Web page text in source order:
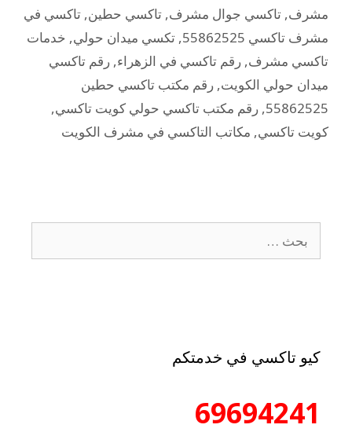
مشرف, تاكسي جوال مشرف, تاكسي حطين, تاكسي في
مشرف تاكسي 55862525
, تكسي ميدان حولي, خدمات
تاكسي مشرف, رقم تاكسي في الزهراء, رقم تاكسي
ميدان حولي الكويت, رقم مكتب تاكسي حطين
55862525
, رقم مكتب تاكسي حولي كويت تاكسي,
كويت تاكسي, مكاتب التاكسي في مشرف الكويت
كيو تاكسي في خدمتكم
69694241